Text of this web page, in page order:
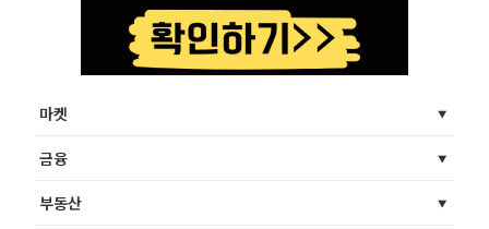
마켓
금융
부동산